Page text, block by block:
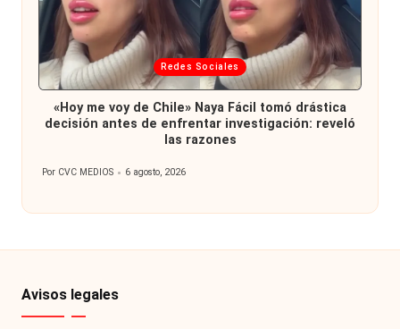
Publicada
en
Redes Sociales
«Hoy me voy de Chile» Naya Fácil tomó drástica
decisión antes de enfrentar investigación: reveló
las razones
Publicado
Por CVC MEDIOS 6 agosto, 2026
Avisos legales